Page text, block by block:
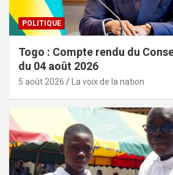
POLITIQUE
Togo : Compte rendu du
du 04 août 2026
5 août 2026 La voix de la nation